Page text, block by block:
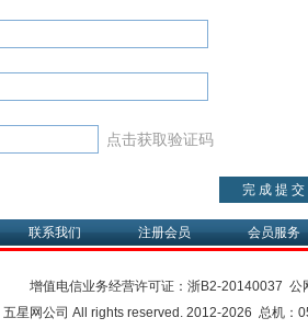
点击获取验证码
联系我们 注册会员 会员服务
增值电信业务经营许可证： 浙B2-20140037 公
五星网公司 All rights reserved. 2012-2026 总机：